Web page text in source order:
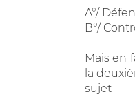
A°/
B°/
Mais en
la
sujet